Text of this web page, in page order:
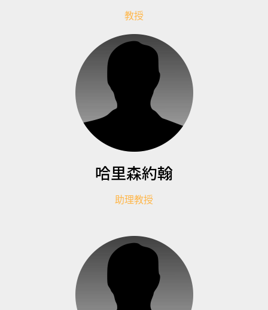
教授
哈里森約翰
助理教授